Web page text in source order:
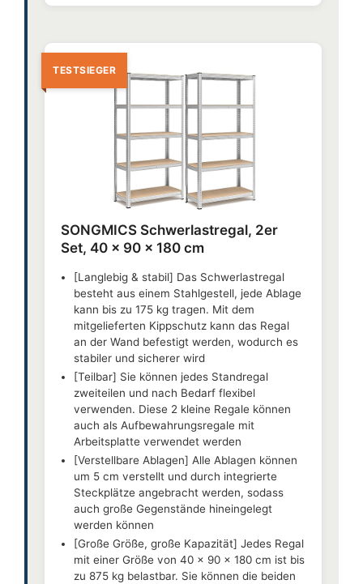
TESTSIEGER
SONGMICS Schwerlastregal, 2er
Set, 40 x 90 x 180 cm
[Langlebig & stabil] Das Schwerlastregal
besteht aus einem Stahlgestell, jede Ablage
kann bis zu 175 kg tragen. Mit dem
mitgelieferten Kippschutz kann das Regal
an der Wand befestigt werden, wodurch es
stabiler und sicherer wird
[Teilbar] Sie können jedes Standregal
zweiteilen und nach Bedarf flexibel
verwenden. Diese 2 kleine Regale können
auch als Aufbewahrungsregale mit
Arbeitsplatte verwendet werden
[Verstellbare Ablagen] Alle Ablagen können
um 5 cm verstellt und durch integrierte
Steckplätze angebracht werden, sodass
auch große Gegenstände hineingelegt
werden können
[Große Größe, große Kapazität] Jedes Regal
mit einer Größe von 40 x 90 x 180 cm ist bis
zu 875 kg belastbar. Sie können die beiden